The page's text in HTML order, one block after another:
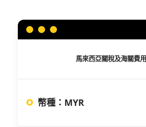
馬來西亞關稅及海關費用
幣種 ： MYR